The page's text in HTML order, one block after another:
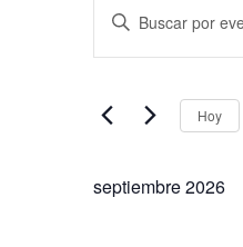
de
búsqueda
vistas
Eventos
Introduce
palabra
Busca
la
Hoy
septiembre 2026